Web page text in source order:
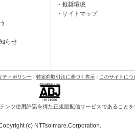
らせ
推奨環境
サイトマップ
ティポリシー | 特定商取引法に基づく表示| このサイトにつ
ツ使用許諾を得た正規版配信サービスであること
(c) NTTsolmare.Corporation.